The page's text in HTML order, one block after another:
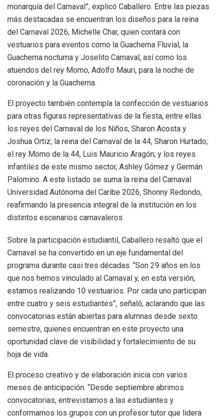
monarquía del Carnaval”, explicó Caballero. Entre las piezas
más destacadas se encuentran los diseños para la reina
del Carnaval 2026, Michelle Char, quien contará con
vestuarios para eventos como la Guacherna Fluvial, la
Guacherna nocturna y Joselito Carnaval, así como los
atuendos del rey Momo, Adolfo Mauri, para la noche de
coronación y la Guacherna.
El proyecto también contempla la confección de vestuarios
para otras figuras representativas de la fiesta, entre ellas
los reyes del Carnaval de los Niños, Sharon Acosta y
Joshua Ortiz; la reina del Carnaval de la 44, Sharon Hurtado;
el rey Momo de la 44, Luis Mauricio Aragón; y los reyes
infantiles de este mismo sector, Ashley Gómez y Germán
Palomino. A este listado se suma la reina del Carnaval
Universidad Autónoma del Caribe 2026, Shonny Redondo,
reafirmando la presencia integral de la institución en los
distintos escenarios carnavaleros.
Sobre la participación estudiantil, Caballero resaltó que el
Carnaval se ha convertido en un eje fundamental del
programa durante casi tres décadas. “Son 29 años en los
que nos hemos vinculado al Carnaval y, en esta versión,
estamos realizando 10 vestuarios. Por cada uno participan
entre cuatro y seis estudiantes”, señaló, aclarando que las
convocatorias están abiertas para alumnas desde sexto
semestre, quienes encuentran en este proyecto una
oportunidad clave de visibilidad y fortalecimiento de su
hoja de vida.
El proceso creativo y de elaboración inicia con varios
meses de anticipación. “Desde septiembre abrimos
convocatorias, entrevistamos a las estudiantes y
conformamos los grupos con un profesor tutor que lidera